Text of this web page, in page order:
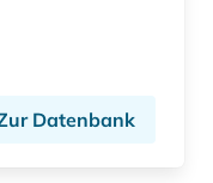
Datenbank